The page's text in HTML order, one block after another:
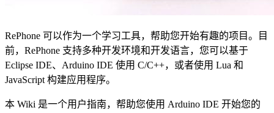
RePhone 可以作为一个学习工具，帮助您开始有趣的项目。目
前，RePhone 支持多种开发环境和开发语言，您可以基于
Eclipse IDE、Arduino IDE 使用 C/C++，或者使用 Lua 和
JavaScript 构建应用程序。
本 Wiki 是一个用户指南，帮助您使用 Arduino IDE 开始您的